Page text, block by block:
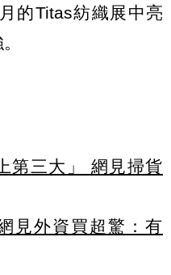
的Titas紡織展中亮
第三大」 網見掃貨
見外資買超驚：有